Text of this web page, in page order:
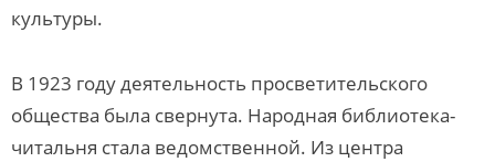
культуры.
В 1923 году деятельность просветительского
общества была свернута. Народная библиотека-
читальня стала ведомственной. Из центра